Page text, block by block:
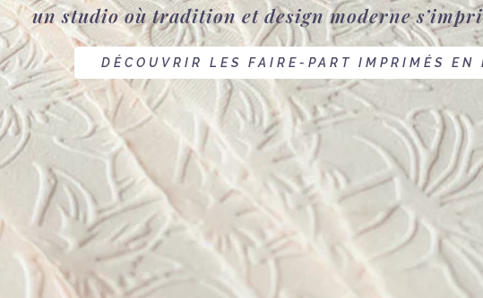
un studio où tradition et design moderne
DÉCOUVRIR LES FAIRE-PART IMPRIMÉS EN